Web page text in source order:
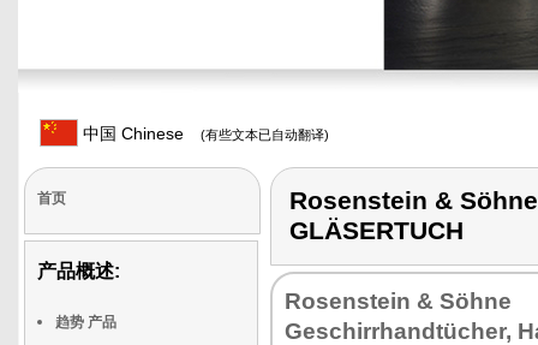
中国 Chinese (有些文本已自动翻译)
首页
产品概述:
趋势 产品
Rosenstein &
GLÄSERTUCH
Rosenstein & Söhne
Geschirrhandtücher,